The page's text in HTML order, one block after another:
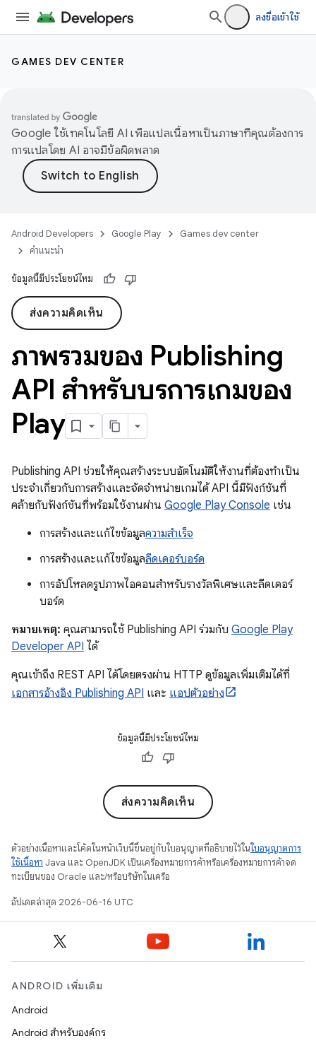
ลงชื่อเข้าใช้
GAMES DEV CENTER
Google ใช้เทคโนโลยี AI เพื่อแปลเนื้อหาเป็นภาษาที่คุณต้องการ
การแปลโดย AI อาจมีข้อผิดพลาด
Android Developers Google Play
Games dev center
คำแนะนำ
ข้อมูลนี้มีประโยชน์ไหม
ส่งความคิดเห็น
ภาพรวมของ Publishing
API สำหรับบริการเกมของ
Play
Publishing API ช่วยให้คุณสร้างระบบอัตโนมัติให้งานที่ต้องทำเป็น
ประจำเกี่ยวกับการสร้างและจัดจำหน่ายเกมได้ API นี้มีฟังก์ชันที่
คล้ายกับฟังก์ชันที่พร้อมใช้งานผ่าน Google Play Console เช่น
การสร้างและแก้ไขข้อมูลความสำเร็จ
การสร้างและแก้ไขข้อมูลลีดเดอร์บอร์ด
การอัปโหลดรูปภาพไอคอนสำหรับรางวัลพิเศษและลีดเดอร์
บอร์ด
หมายเหตุ: คุณสามารถใช้ Publishing API ร่วมกับ Google Play
Developer API ได้
คุณเข้าถึง REST API ได้โดยตรงผ่าน HTTP ดูข้อมูลเพิ่มเติมได้ที่
เอกสารอ้างอิง Publishing API และ แอปตัวอย่าง
ข้อมูลนี้มีประโยชน์ไหม
ส่งความคิดเห็น
ตัวอย่างเนื้อหาและโค้ดในหน้าเว็บนี้ขึ้นอยู่กับใบอนุญาตที่อธิบายไว้ในใบอนุญาตการ
ใช้เนื้อหา Java และ OpenJDK เป็นเครื่องหมายการค้าหรือเครื่องหมายการค้าจด
ทะเบียนของ Oracle และ/หรือบริษัทในเครือ
อัปเดตล่าสุด 2026-06-16 UTC
ANDROID เพิ่มเติม
Android
Android สำหรับองค์กร